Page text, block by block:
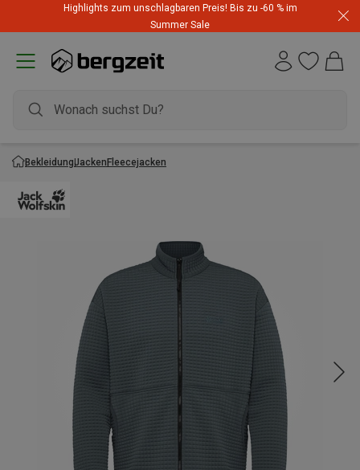
Highlights zum unschlagbaren Preis! Bis zu -60 % im
Summer Sale
BekleidungJackenFleecejacken